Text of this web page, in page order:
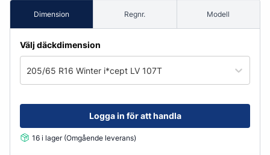
Dimension Regnr. Modell
Välj däckdimension
205/65 R16 Winter i*cept LV 107T
Logga in för att handla
16 i lager (Omgående leverans)